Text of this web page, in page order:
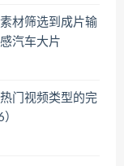
材筛选到成片输
汽车大片
门视频类型的完